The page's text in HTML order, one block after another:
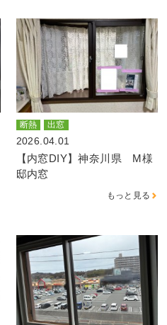
断熱 出窓
2026.04.01
【内窓DIY】神奈川県 M様
邸内窓
もっと見る